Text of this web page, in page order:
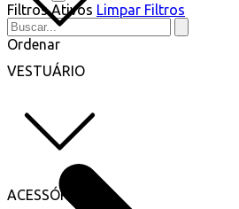
VESTUÁRIO
ACESSÓRIOS
Filtros Ativos Limpar Filtros
Ordenar